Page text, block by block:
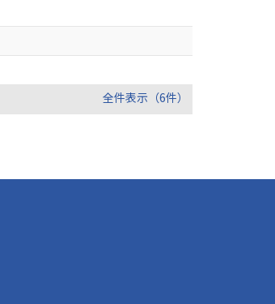
全件表示（6件）